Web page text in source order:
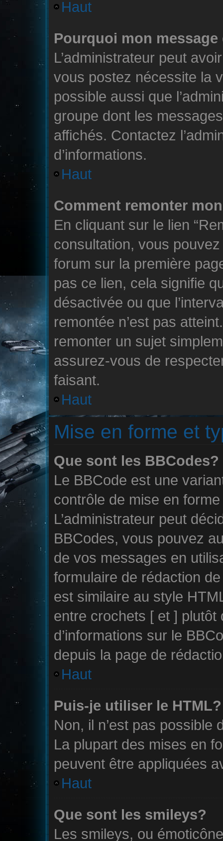
Haut
Pourquoi mon
L’administrateur peut
vous postez nécessite la
possible aussi que
groupe dont les
affichés. Contactez
d’informations.
Haut
Comment remonter
En cliquant sur le lien
consultation, vous
forum sur la première
pas ce lien, cela signifie
désactivée ou que
remontée n’est pas
remonter un sujet
assurez-vous de
faisant.
Haut
Mise en forme et
Que sont les BBCodes?
Le BBCode est une
contrôle de mise en
L’administrateur peut
BBCodes, vous pouvez
de vos messages en
formulaire de rédaction
est similaire au style
entre crochets [ et ] plutôt
d’informations sur le
depuis la page de
Haut
Puis-je utiliser le HTML?
Non, il n’est pas possible
La plupart des mises en
peuvent être appliquées
Haut
Que sont les smileys?
Les smileys, ou